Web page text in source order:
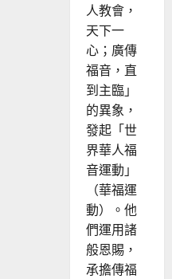
人教會，
天下一
心；廣傳
福音，直
到主臨」
的異象，
發起「世
界華人福
音運動」
（華福運
動）。他
們運用諸
般恩賜，
承擔傳福